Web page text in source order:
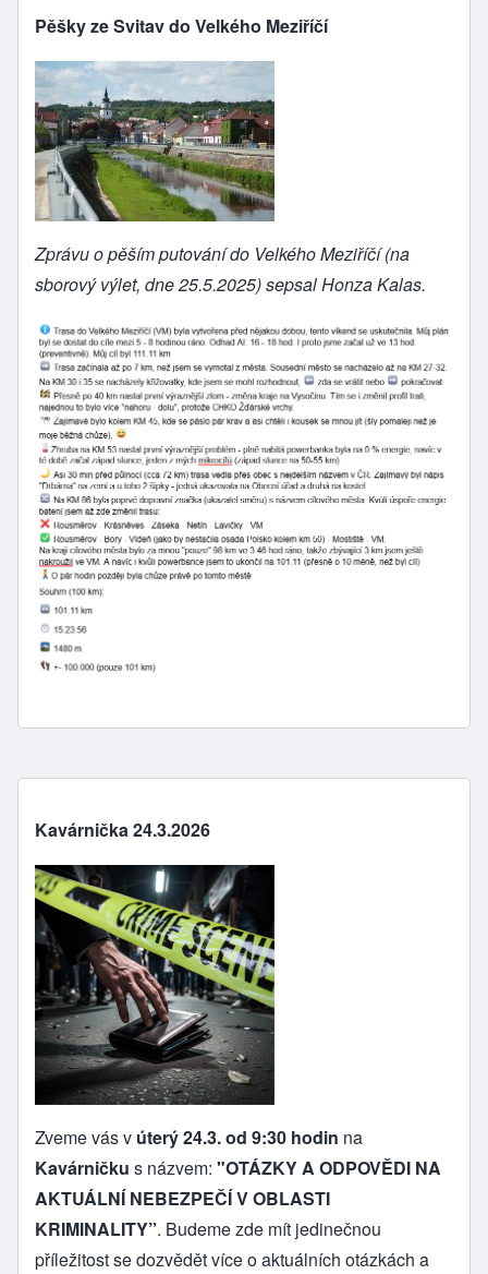
Pěšky ze Svitav do Velkého Meziříčí
Zprávu o pěším putování do Velkého Meziříčí (na
sborový výlet, dne 25.5.2025) sepsal Honza Kalas.
Kavárnička 24.3.2026
Zveme vás v úterý 24.3. od 9:30 hodin na
Kavárničku s názvem: "OTÁZKY A ODPOVĚDI NA
AKTUÁLNÍ NEBEZPEČÍ V OBLASTI
KRIMINALITY”. Budeme zde mít jedinečnou
příležitost se dozvědět více o aktuálních otázkách a